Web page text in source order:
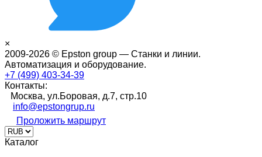
×
2009-2026 © Epston group — Станки и линии.
Автоматизация и оборудование.
+7 (499) 403-34-39
Контакты:
Москва, ул.Боровая, д.7, стр.10
info@epstongrup.ru
Проложить маршрут
Каталог